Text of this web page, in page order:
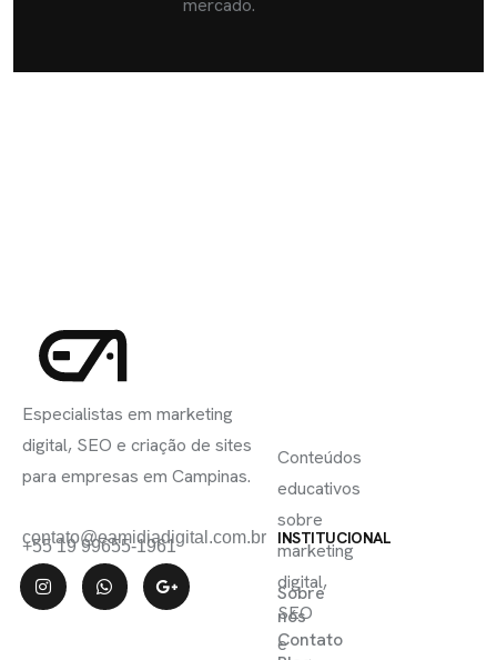
mercado.
Especialistas em marketing
digital, SEO e criação de sites
para empresas em Campinas.
contato@eamidiadigital.com.br
+55 19 99655-1961 INSTITUCIONAL
Sobre
nós
Contato
Conteúdos
educativos
sobre
marketing
digital,
SEO
e